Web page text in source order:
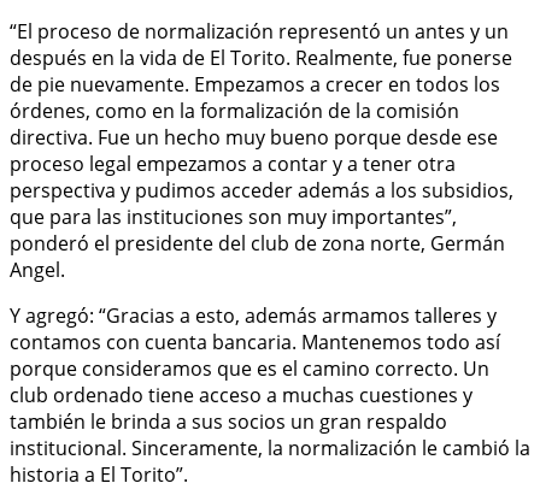
“El proceso de normalización representó un antes y un
después en la vida de El Torito. Realmente, fue ponerse
de pie nuevamente. Empezamos a crecer en todos los
órdenes, como en la formalización de la comisión
directiva. Fue un hecho muy bueno porque desde ese
proceso legal empezamos a contar y a tener otra
perspectiva y pudimos acceder además a los subsidios,
que para las instituciones son muy importantes”,
ponderó el presidente del club de zona norte, Germán
Angel.
Y agregó: “Gracias a esto, además armamos talleres y
contamos con cuenta bancaria. Mantenemos todo así
porque consideramos que es el camino correcto. Un
club ordenado tiene acceso a muchas cuestiones y
también le brinda a sus socios un gran respaldo
institucional. Sinceramente, la normalización le cambió la
historia a El Torito”.